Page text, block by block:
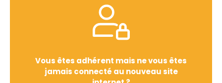
Vous êtes adhérent mais ne vous êtes
jamais connecté au nouveau site